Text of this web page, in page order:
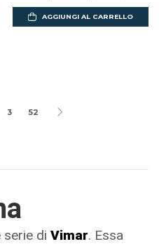
AGGIUNGI AL CARRELLO
3 52
serie di Vimar. Essa